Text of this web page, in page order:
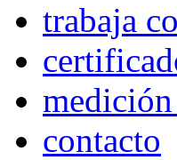
trabaja
medición
contacto